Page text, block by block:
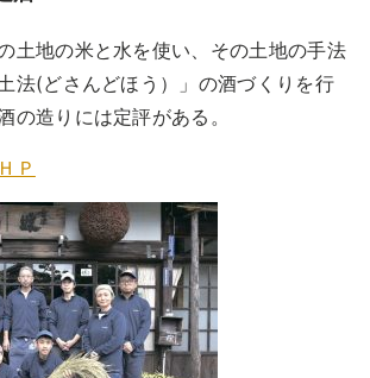
土地の米と水を使い、その土地の手法
法(どさんどほう）」の酒づくりを行
の造りには定評がある。
Ｐ